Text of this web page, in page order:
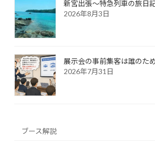
新宮出張～特急列車の旅日
2026年8月3日
展示会の事前集客は誰のた
2026年7月31日
ブース解説